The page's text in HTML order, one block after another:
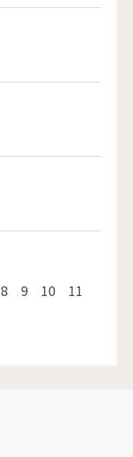
8 9 10
11